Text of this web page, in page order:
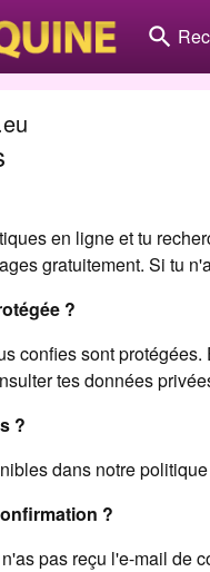
search
en ligne et tu
gratuitement. Si tu
?
confies sont
tes données
?
dans notre
?
pas reçu l'e-mail de